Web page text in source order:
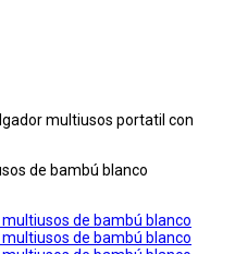
multiusos portatil con